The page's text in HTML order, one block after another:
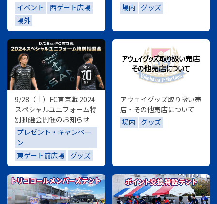
イベント
西ゲート広場
場外
場内
グッズ
9/28（土）FC東京戦 2024
スペシャルユニフォーム特
別抽選会開催のお知らせ
プレゼント・キャンペー
ン
東ゲート前広場
グッズ
アウェイグッズ取り扱い売
店・その他売店について
場内
グッズ